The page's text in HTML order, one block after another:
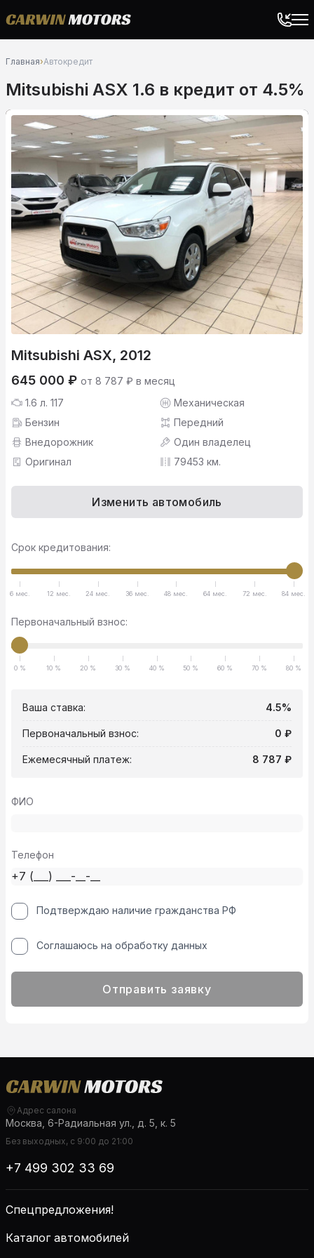
Главная›Автокредит
Mitsubishi ASX 1.6 в кредит от 4.5%
Mitsubishi ASX, 2012
645 000 ₽ от 8 787 ₽ в месяц
1.6 л. 117
Механическая
Бензин
Передний
Внедорожник
Один владелец
Оригинал
79453 км.
Изменить автомобиль
Срок кредитования:
6 мес. 12 мес. 24 мес. 36 мес. 48 мес. 64 мес. 72 мес. 84 мес.
Первоначальный взнос:
0 % 10 % 20 % 30 % 40 % 50 % 60 % 70 % 80 %
Ваша ставка: 4.5%
Первоначальный взнос: 0 ₽
Ежемесячный платеж: 8 787 ₽
ФИО
Телефон
Подтверждаю наличие гражданства РФ
Соглашаюсь на обработку данных
Отправить заявку
Адрес салона
Москва, 6-Радиальная ул., д. 5, к. 5
Без выходных, с 9:00 до 21:00
+7 499 302 33 69
Спецпредложения!
Каталог автомобилей